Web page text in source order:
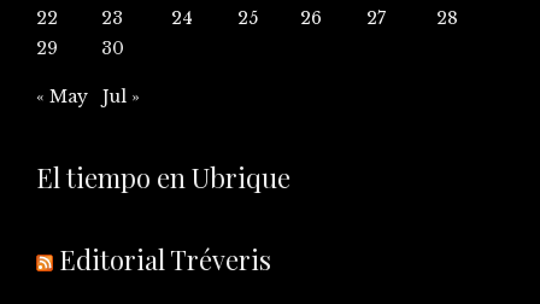
22
23 24 25 26 27
28
29
30
« May Jul »
El tiempo en Ubrique
Editorial Tréveris